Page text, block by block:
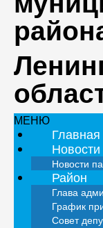
МЕНЮ
Главная
Новости
Новости
Район
Глава
График
Совет